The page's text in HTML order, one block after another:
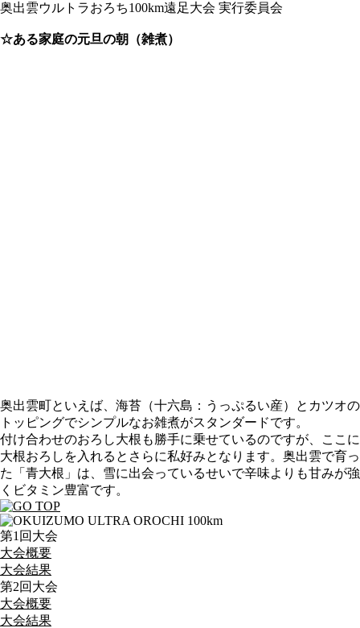
奥出雲ウルトラおろち100km遠足大会 実行委員会
☆ある家庭の元旦の朝（雑煮）
奥出雲町といえば、海苔（十六島：うっぷるい産）とカツオの
トッピングでシンプルなお雑煮がスタンダードです。
付け合わせのおろし大根も勝手に乗せているのですが、ここに
大根おろしを入れるとさらに私好みとなります。 奥出雲で育っ
た「青大根」は、雪に出会っているせいで辛味よりも甘みが強
くビタミン豊富です。
第1回大会
大会概要
大会結果
第2回大会
大会概要
大会結果